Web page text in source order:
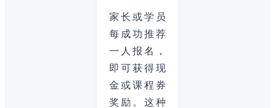
家长或学员
每成功推荐
一人报名，
即可获得现
金或课程券
奖励。这种